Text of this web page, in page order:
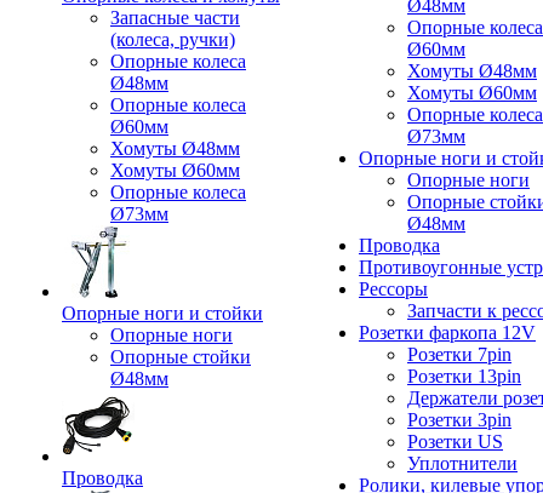
Запасные части
(колеса, ручки)
Опорные колеса
Ø48мм
Опорные колеса
Ø60мм
Хомуты Ø48мм
Хомуты Ø60мм
Опорные колеса
Ø73мм
Опорные ноги и стойки
Опорные ноги
Опорные стойки
Ø48мм
Проводка
Ø48мм
Опорные колеса
Ø60мм
Хомуты Ø48мм
Хомуты Ø60мм
Опорные колеса
Ø73мм
Опорные ноги и
Опорные ноги
Опорные
Ø48мм
Проводка
Противоугонные
Рессоры
Запчасти к
Розетки фаркопа 12V
Розетки 7pin
Розетки 13pin
Держатели
Розетки 3pin
Розетки US
Уплотнители
Ролики, килевые